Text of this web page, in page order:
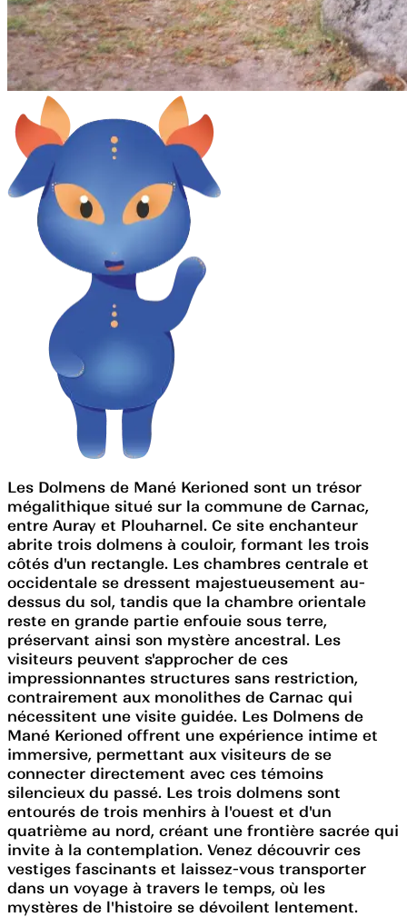
Les Dolmens de Mané Kerioned sont un trésor
mégalithique situé sur la commune de Carnac,
entre Auray et Plouharnel. Ce site enchanteur
abrite trois dolmens à couloir, formant les trois
côtés d'un rectangle. Les chambres centrale et
occidentale se dressent majestueusement au-
dessus du sol, tandis que la chambre orientale
reste en grande partie enfouie sous terre,
préservant ainsi son mystère ancestral. Les
visiteurs peuvent s'approcher de ces
impressionnantes structures sans restriction,
contrairement aux monolithes de Carnac qui
nécessitent une visite guidée. Les Dolmens de
Mané Kerioned offrent une expérience intime et
immersive, permettant aux visiteurs de se
connecter directement avec ces témoins
silencieux du passé. Les trois dolmens sont
entourés de trois menhirs à l'ouest et d'un
quatrième au nord, créant une frontière sacrée qui
invite à la contemplation. Venez découvrir ces
vestiges fascinants et laissez-vous transporter
dans un voyage à travers le temps, où les
mystères de l'histoire se dévoilent lentement.